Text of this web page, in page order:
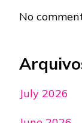
No
July 2026